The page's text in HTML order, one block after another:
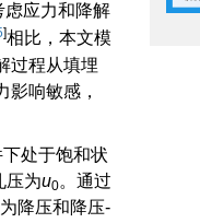
虑应力和降解
]相比，本文模
过程从填埋
响敏感，
下处于饱和状
压为u0。通过
降压和降压-